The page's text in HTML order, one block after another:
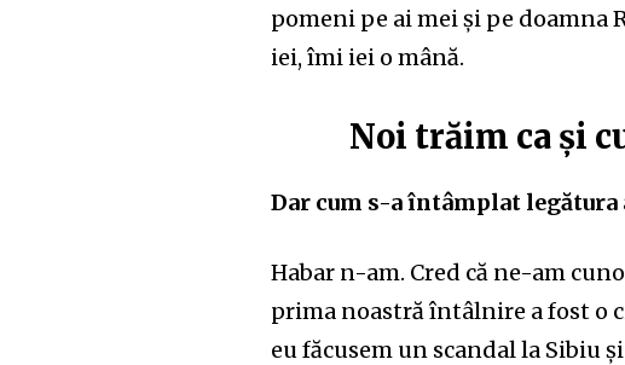
pomeni pe ai mei și pe doamna
iei, îmi iei o mână.
Noi trăim ca și
Dar cum s-a întâmplat legătura
Habar n-am. Cred că ne-am
prima noastră întâlnire a fost o
eu făcusem un scandal la Sibiu